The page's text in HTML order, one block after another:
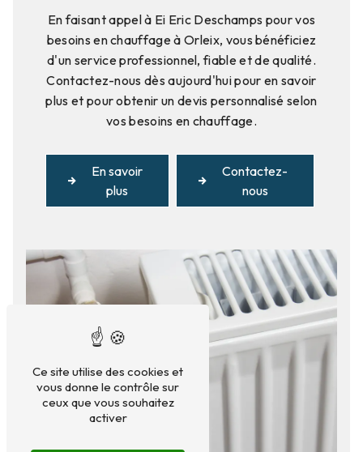
En faisant appel à Ei Eric Deschamps pour vos
besoins en chauffage à Orleix, vous bénéficiez
d'un service professionnel, fiable et de qualité.
Contactez-nous dès aujourd'hui pour en savoir
plus et pour obtenir un devis personnalisé selon
vos besoins en chauffage.
En savoir
plus
Contactez-
nous
Ce site utilise des cookies et
vous donne le contrôle sur
ceux que vous souhaitez
activer